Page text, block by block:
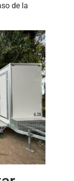
de la